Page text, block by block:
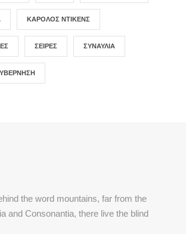
ΚΆΡΟΛΟΣ ΝΤΊΚΕΝΣ
ΣΕΙΡΈΣ ΣΥΝΑΥΛΊΑ
the word mountains, far from the
and Consonantia, there live the blind